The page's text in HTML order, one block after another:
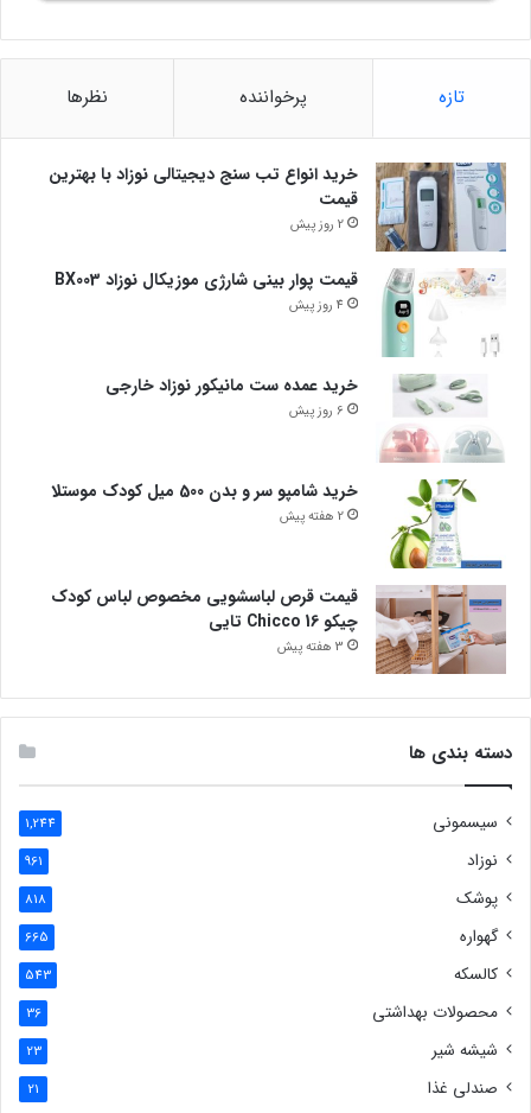
تازه پرخواننده نظرها
خرید انواع تب سنج دیجیتالی نوزاد با بهترین
قیمت
2 روز پیش
قیمت پوار بینی شارژی موزیکال نوزاد BX003
4 روز پیش
خرید عمده ست مانیکور نوزاد خارجی
6 روز پیش
خرید شامپو سر و بدن 500 میل کودک موستلا
2 هفته پیش
قیمت قرص لباسشویی مخصوص لباس کودک
چیکو Chicco 16 تایی
3 هفته پیش
دسته بندی ها
سیسمونی 1,244
نوزاد 961
پوشک 818
گهواره 665
کالسکه 543
محصولات بهداشتی 36
شیشه شیر 23
صندلی غذا 21